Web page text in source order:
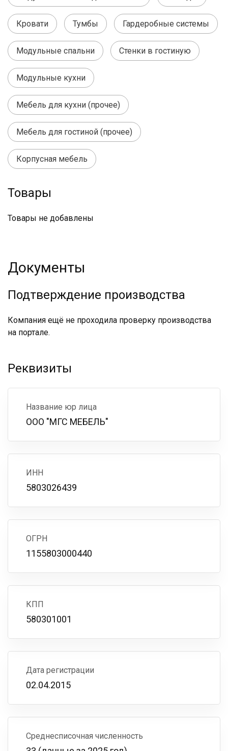
Кровати Тумбы Гардеробные системы
Модульные спальни Стенки в гостиную
Модульные кухни
Мебель для кухни (прочее)
Мебель для гостиной (прочее)
Корпусная мебель
Товары
Товары не добавлены
Документы
Подтверждение производства
Компания ещё не проходила проверку производства
на портале.
Реквизиты
Название юр лица
ООО "МГС МЕБЕЛЬ"
ИНН
5803026439
ОГРН
1155803000440
КПП
580301001
Дата регистрации
02.04.2015
Среднесписочная численность